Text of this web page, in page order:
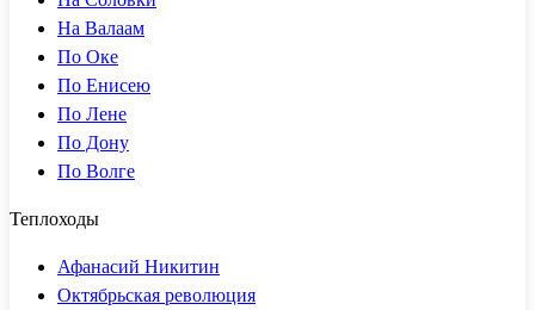
На Валаам
По Оке
По Енисею
По Лене
По Дону
По Волге
Теплоходы
Афанасий Никитин
Октябрьская революция